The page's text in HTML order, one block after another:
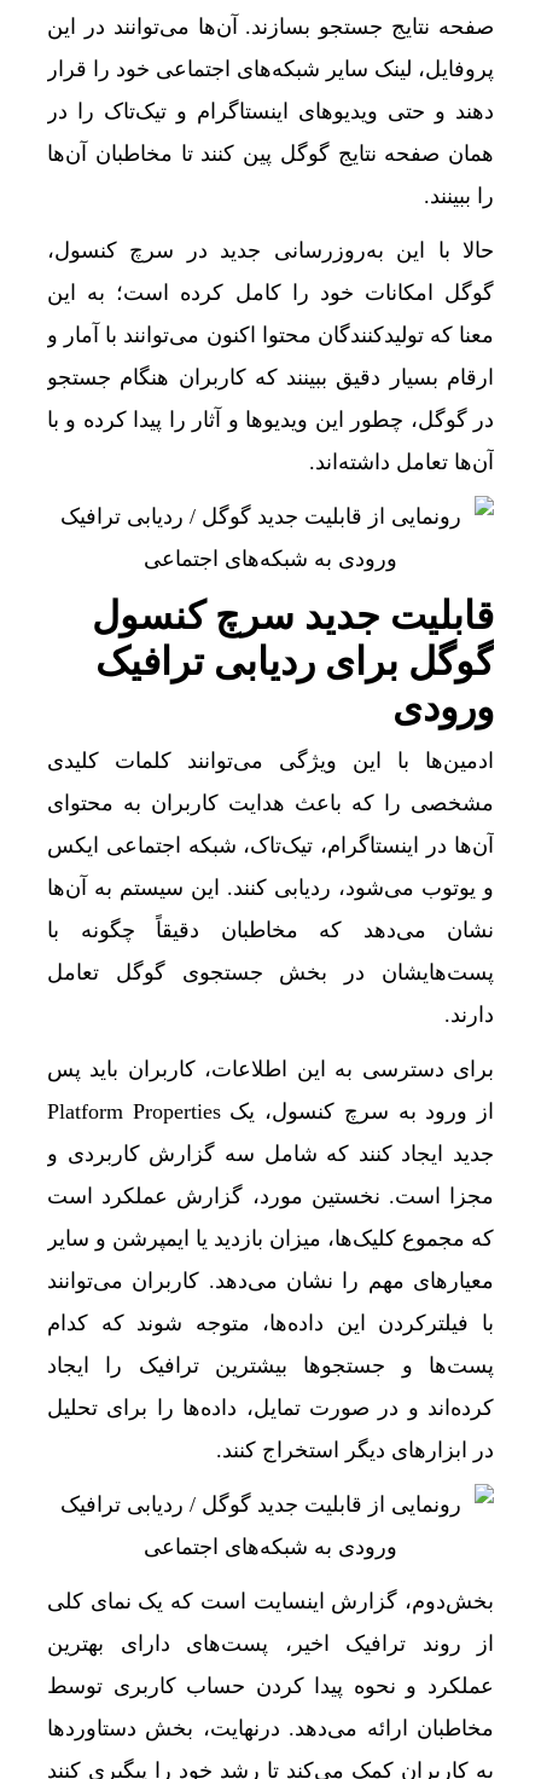
توقیف 86خودروی لوکس، 187 قطعه زمین و 86 آپارتمان تراستی‌ها
پرونده 3100 قتل به صلح و سازش ختم شد
عبور طلا و نقره از سقف چند هفته‌ای
قیمت طلا و سکه امروز پنجشنبه 15مرداد 1405/ افزایش همه قیمت ها + جدول
تحول بزرگ در آیفون ۱۸ پرو/ سه قابلیت رویایی که بالاخره به حقیقت می‌پیوندند
به خانه‌های آسیب دیده جنگ تسهیلات داده میشود+
قیمت طلا و سکه پنجشنبه 15 مرداد
گوگل اسیستنت ماه آینده در اندروید غیرفعال و
افزایش ظرفیت قطارهای اربعین؛ خدمات بهتر
دلار به کف سه‌هفته‌ای رسید/ واکنش طلا و سکه به
خودرو بی‌محابا در سراشیبی قیمت+ جدول قیمت
ثبت‌نام جدید سایپا آغاز می‌شود؛ فروش کوئیک S با پیش‌پرداخت ۵۰۰ میلیونی
آیا هنوز هم می‌توان با خرید خانه اقامت اروپا
قیمت گوسفند زنده 30 درصد کاهش یافت؛ گوشت ارزان نشد
اتصال ریلی کرمانشاه به بغداد افق تازه‌ای برای
کلاهبرداری یک شرکت مهاجرتی با حدود 300 شاکی
قیمت طلا و سکه امروز چهارشنبه 14مرداد/ کاهش همه قیمت ها + جدول و جزئیات
قیمت طلای 18عیار امروز چهارشنبه 14مرداد/ افزایش قیمت + جدول
قیمت طلای 18عیار امروز 14مرداد 1405/ افزایش قیمت + جدول و جزئیات
پشت پرده نوسان ۴۴ هزار تومانی دلار در چند ماه
دلارهای خانگی به بانک‌ها می‌روند؟/ رونمایی از
ورود حیوانات خانگی به رستوران‌ها و مراکز
ایرپاد دوربین‌دار اپل احتمالا در کنار آیفون ۱۸ پرو رونمایی می‌شود
جهش 122 هزار واحدی شاخص بورس؛ ورود یک همت پول حقیقی در آغاز معاملات
رشد 130 هزار واحدی بورس با ورود 6 همت پول حقیقی/ صف خرید 700 نماد
طلای آب‌شده، سکه یا طلای دست دوم؛ کدام یک
بازار خودرو برای خودروهای 5-10 میلیاردی آماده نیست!
آیا اپراتورها بی‌صدا اینترنت را گران کرده‌اند؟ / ماجرای
چرا صندوق‌های املاک از رشد بازار مسکن عقب
صفحه نتایج جستجو بسازند. آن‌ها می‌توانند در این
پروفایل، لینک سایر شبکه‌های اجتماعی خود را قرار
دهند و حتی ویدیوهای اینستاگرام و تیک‌تاک را در
همان صفحه نتایج گوگل پین کنند تا مخاطبان آن‌ها
را ببینند.
حالا با این به‌روزرسانی جدید در سرچ کنسول،
گوگل امکانات خود را کامل کرده است؛ به این
معنا که تولیدکنندگان محتوا اکنون می‌توانند با آمار و
ارقام بسیار دقیق ببینند که کاربران هنگام جستجو
در گوگل، چطور این ویدیوها و آثار را پیدا کرده و با
آن‌ها تعامل داشته‌اند.
قابلیت جدید سرچ کنسول
گوگل برای ردیابی ترافیک
ورودی
ادمین‌ها با این ویژگی می‌توانند کلمات کلیدی
مشخصی را که باعث هدایت کاربران به محتوای
آن‌ها در اینستاگرام، تیک‌تاک، شبکه اجتماعی ایکس
و یوتوب می‌شود، ردیابی کنند. این سیستم به آن‌ها
نشان می‌دهد که مخاطبان دقیقاً چگونه با
پست‌هایشان در بخش جستجوی گوگل تعامل
دارند.
برای دسترسی به این اطلاعات، کاربران باید پس
از ورود به سرچ کنسول، یک Platform Properties
جدید ایجاد کنند که شامل سه گزارش کاربردی و
مجزا است. نخستین مورد، گزارش عملکرد است
که مجموع کلیک‌ها، میزان بازدید یا ایمپرشن و سایر
معیارهای مهم را نشان می‌دهد. کاربران می‌توانند
با فیلترکردن این داده‌ها، متوجه شوند که کدام
پست‌ها و جستجوها بیشترین ترافیک را ایجاد
کرده‌اند و در صورت تمایل، داده‌ها را برای تحلیل
در ابزارهای دیگر استخراج کنند.
بخش‌دوم، گزارش اینسایت است که یک نمای کلی
از روند ترافیک اخیر، پست‌های دارای بهترین
عملکرد و نحوه پیدا کردن حساب کاربری توسط
مخاطبان ارائه می‌دهد. درنهایت، بخش دستاوردها
به کاربران کمک می‌کند تا رشد خود را پیگیری کنند